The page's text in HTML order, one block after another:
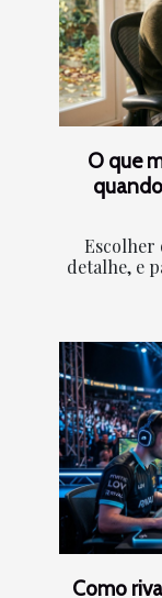
O que
Escolher
detalhe, e
Como